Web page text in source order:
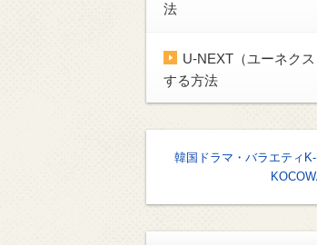
法
U-NEXT（ユーネク
する方法
韓国ドラマ・バラエティ